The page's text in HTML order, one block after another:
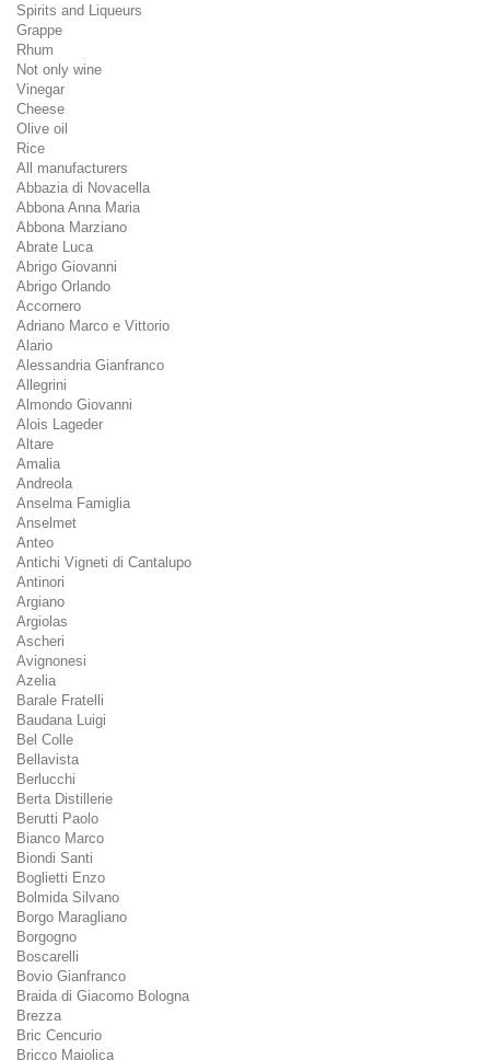
Spirits and Liqueurs
Grappe
Rhum
Not only wine
Vinegar
Cheese
Olive oil
Rice
All manufacturers
Abbazia di Novacella
Abbona Anna Maria
Abbona Marziano
Abrate Luca
Abrigo Giovanni
Abrigo Orlando
Accornero
Adriano Marco e Vittorio
Alario
Alessandria Gianfranco
Allegrini
Almondo Giovanni
Alois Lageder
Altare
Amalia
Andreola
Anselma Famiglia
Anselmet
Anteo
Antichi Vigneti di Cantalupo
Antinori
Argiano
Argiolas
Ascheri
Avignonesi
Azelia
Barale Fratelli
Baudana Luigi
Bel Colle
Bellavista
Berlucchi
Berta Distillerie
Berutti Paolo
Bianco Marco
Biondi Santi
Boglietti Enzo
Bolmida Silvano
Borgo Maragliano
Borgogno
Boscarelli
Bovio Gianfranco
Braida di Giacomo Bologna
Brezza
Bric Cencurio
Bricco Maiolica